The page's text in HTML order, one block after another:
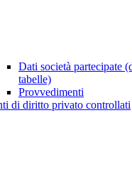
Dati società partecipate
tabelle)
Provvedimenti
di diritto privato controllati